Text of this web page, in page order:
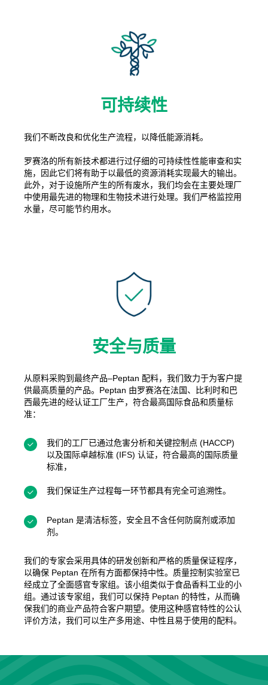
可持续性
我们不断改良和优化生产流程，以降低能源消耗。
罗赛洛的所有新技术都进行过仔细的可持续性性能审查和实
施，因此它们将有助于以最低的资源消耗实现最大的输出。
此外，对于设施所产生的所有废水，我们均会在主要处理厂
中使用最先进的物理和生物技术进行处理。我们严格监控用
水量，尽可能节约用水。
安全与质量
从原料采购到最终产品–Peptan 配料，我们致力于为客户提
供最高质量的产品。Peptan 由罗赛洛在法国、比利时和巴
西最先进的经认证工厂生产，符合最高国际食品和质量标
准：
我们的工厂已通过危害分析和关键控制点 (HACCP)
以及国际卓越标准 (IFS) 认证，符合最高的国际质量
标准，
我们保证生产过程每一环节都具有完全可追溯性。
Peptan 是清洁标签，安全且不含任何防腐剂或添加
剂。
我们的专家会采用具体的研发创新和严格的质量保证程序，
以确保 Peptan 在所有方面都保持中性。质量控制实验室已
经成立了全面感官专家组。该小组类似于食品香料工业的小
组。通过该专家组，我们可以保持 Peptan 的特性，从而确
保我们的商业产品符合客户期望。使用这种感官特性的公认
评价方法，我们可以生产多用途、中性且易于使用的配料。